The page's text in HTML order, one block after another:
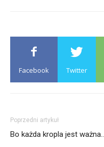
Facebook Twitter
Poprzedni artykuł
Bo każda kropla jest